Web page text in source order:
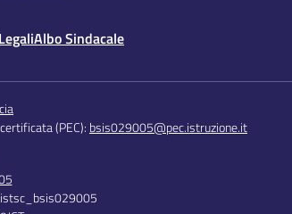
Albo Sindacale
(PEC): bsis029005@pec.istruzione.it
istsc_bsis029005